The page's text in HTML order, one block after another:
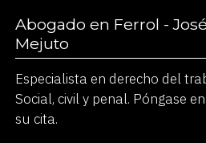
Abogado en Ferrol -
Mejuto
Especialista en derecho del
Social, civil y penal. Póngase
su cita.